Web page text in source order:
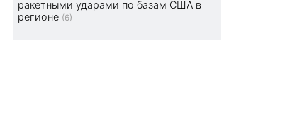
ракетными ударами по базам США в
регионе (6)